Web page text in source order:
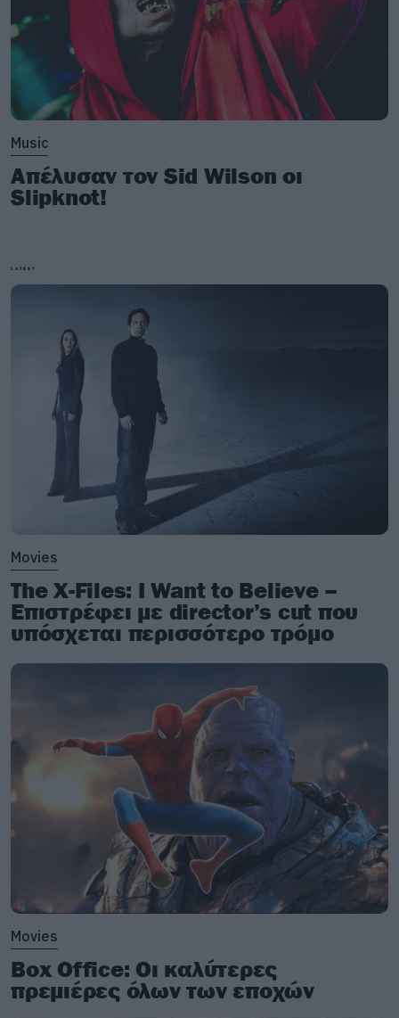
Metallica performs live at Olympic Stadium in Athens, Greece,
Metallica performs live at Olympic Stadium in Athens, Greece,
on May 9, 2026
Music
Απέλυσαν τον Sid Wilson οι
Slipknot!
LATEST
Movies
The X-Files: I Want to Believe –
Επιστρέφει με director’s cut που
υπόσχεται περισσότερο τρόμο
Movies
Box Office: Οι καλύτερες
πρεμιέρες όλων των εποχών